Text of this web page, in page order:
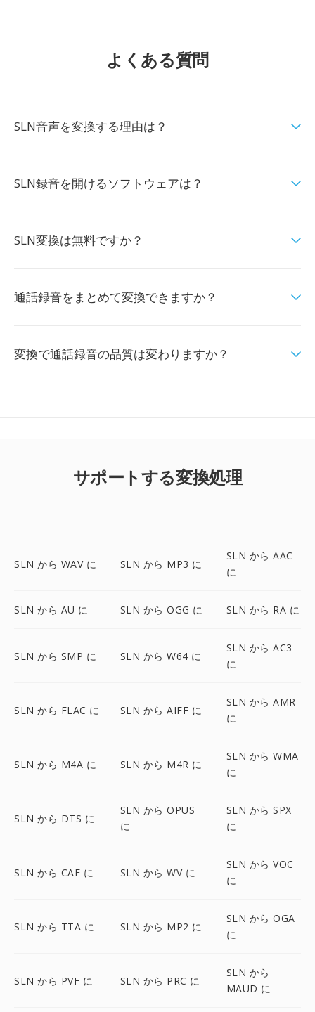
よくある質問
SLN音声を変換する理由は？
SLN録音を開けるソフトウェアは？
SLN変換は無料ですか？
通話録音をまとめて変換できますか？
変換で通話録音の品質は変わりますか？
サポートする変換処理
SLN から WAV に SLN から MP3 に
SLN から AAC
に
SLN から AU に SLN から OGG に SLN から RA に
SLN から SMP に SLN から W64 に
SLN から AC3
に
SLN から FLAC に SLN から AIFF に
SLN から AMR
に
SLN から M4A に SLN から M4R に
SLN から WMA
に
SLN から DTS に
SLN から OPUS
に
SLN から SPX
に
SLN から CAF に SLN から WV に
SLN から VOC
に
SLN から TTA に SLN から MP2 に
SLN から OGA
に
SLN から PVF に SLN から PRC に
SLN から
MAUD に